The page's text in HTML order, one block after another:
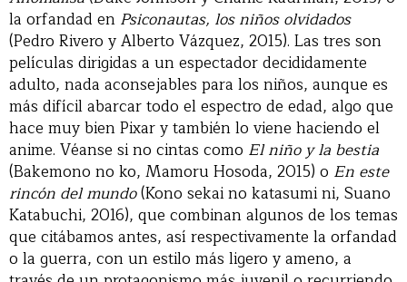
la orfandad en Psiconautas, los niños olvidados
(Pedro Rivero y Alberto Vázquez, 2015). Las tres son
películas dirigidas a un espectador decididamente
adulto, nada aconsejables para los niños, aunque es
más difícil abarcar todo el espectro de edad, algo que
hace muy bien Pixar y también lo viene haciendo el
anime. Véanse si no cintas como El niño y la bestia
(Bakemono no ko, Mamoru Hosoda, 2015) o En este
rincón del mundo(Kono sekai no katasumi ni, Suano
Katabuchi, 2016), que combinan algunos de los temas
que citábamos antes, así respectivamente la orfandad
o la guerra, con un estilo más ligero y ameno, a